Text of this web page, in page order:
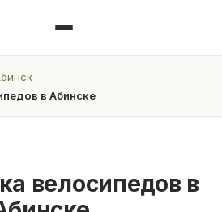
в Абинске
велосипедов в